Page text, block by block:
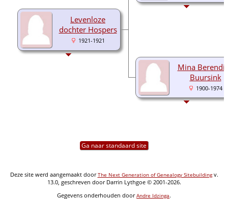
Levenloze
dochter Hospers
1921-1921
Mina
Buursink
1900-1974
Ga naar standaard site
Deze site werd aangemaakt doorThe Next Generation of Genealogy Sitebuildingv.
13.0, geschreven door Darrin Lythgoe © 2001-2026.
Gegevens onderhouden doorAndre Idzinga.